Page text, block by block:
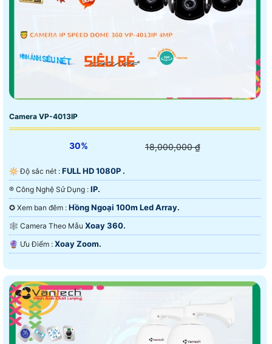
Camera VP-4013IP
30% 18,000,000 ₫
🔆 Độ sắc nét : FULL HD 1080P .
®️ Công Nghệ Sử Dụng : IP.
✪ Xem ban đêm : Hồng Ngoại 100m Led Array.
🕸️ Camera Theo Mẫu Xoay 360.
️🔮 Ưu Điểm : Xoay Zoom.